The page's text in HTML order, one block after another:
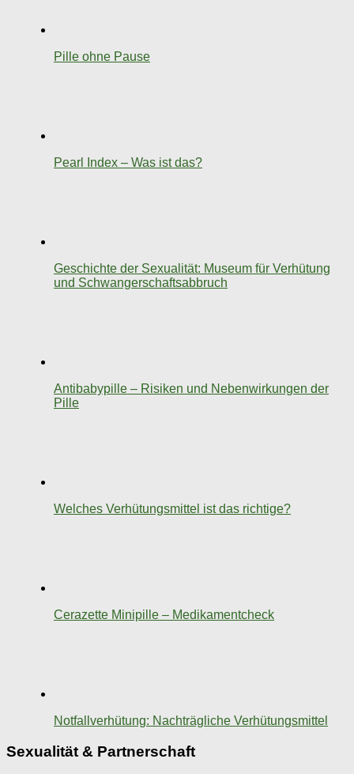
Pille ohne Pause
Pearl Index – Was ist das?
Geschichte der Sexualität: Museum für Verhütung
und Schwangerschaftsabbruch
Antibabypille – Risiken und Nebenwirkungen der
Pille
Welches Verhütungsmittel ist das richtige?
Cerazette Minipille – Medikamentcheck
Notfallverhütung: Nachträgliche Verhütungsmittel
Sexualität & Partnerschaft